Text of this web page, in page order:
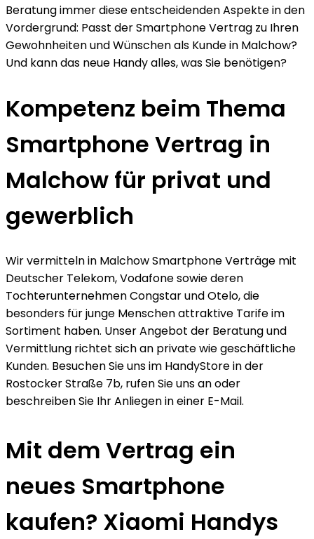
Beratung immer diese entscheidenden Aspekte in den
Vordergrund: Passt der Smartphone Vertrag zu Ihren
Gewohnheiten und Wünschen als Kunde in Malchow?
Und kann das neue Handy alles, was Sie benötigen?
Kompetenz beim Thema
Smartphone Vertrag in
Malchow für privat und
gewerblich
Wir vermitteln in Malchow Smartphone Verträge mit
Deutscher Telekom, Vodafone sowie deren
Tochterunternehmen Congstar und Otelo, die
besonders für junge Menschen attraktive Tarife im
Sortiment haben. Unser Angebot der Beratung und
Vermittlung richtet sich an private wie geschäftliche
Kunden. Besuchen Sie uns im HandyStore in der
Rostocker Straße 7b, rufen Sie uns an oder
beschreiben Sie Ihr Anliegen in einer E-Mail.
Mit dem Vertrag ein
neues Smartphone
kaufen? Xiaomi Handys